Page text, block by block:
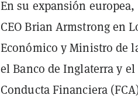
En su expansión
CEO Brian Armstrong en
Económico y Ministro de
el Banco de Inglaterra y
Conducta Financiera